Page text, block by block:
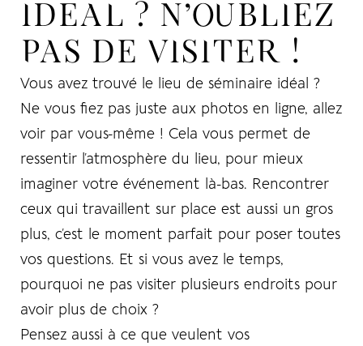
IDEAL ? N’OUBLIEZ
PAS DE VISITER !
Vous avez trouvé le lieu de séminaire idéal ?
Ne vous fiez pas juste aux photos en ligne, allez
voir par vous-même ! Cela vous permet de
ressentir l’atmosphère du lieu, pour mieux
imaginer votre événement là-bas. Rencontrer
ceux qui travaillent sur place est aussi un gros
plus, c’est le moment parfait pour poser toutes
vos questions. Et si vous avez le temps,
pourquoi ne pas visiter plusieurs endroits pour
avoir plus de choix ?
Pensez aussi à ce que veulent vos